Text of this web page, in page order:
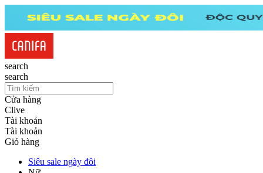
search
search
Cửa hàng
Clive
Tài khoản
Tài khoản
Giỏ hàng
Siêu sale ngày đôi